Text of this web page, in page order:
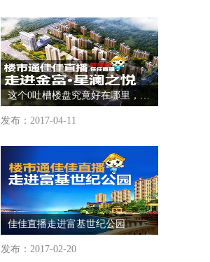
这个0吐槽楼盘究竟好在哪里，佳佳直播带你一探究竟
发布：2017-04-11
佳佳直播走进富基世纪公园
发布：2017-02-20